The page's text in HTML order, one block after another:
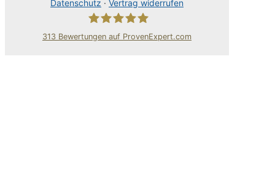
Datenschutz · Vertrag widerrufen
313 Bewertungen auf ProvenExpert.com